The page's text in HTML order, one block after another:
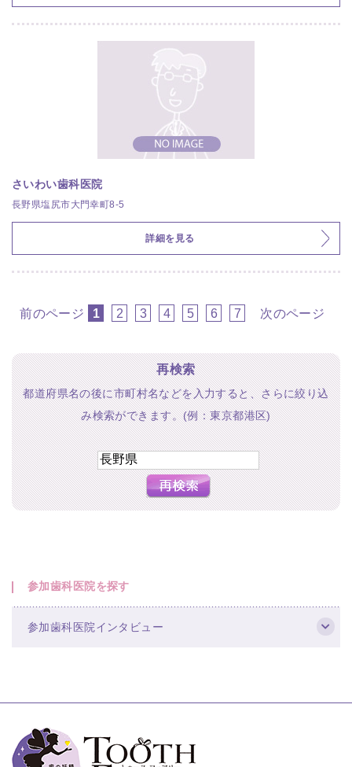
さいわい歯科医院
長野県塩尻市大門幸町8-5
詳細を見る
前のページ 1 2 3 4 5 6 7 次のページ
再検索
都道府県名の後に市町村名などを入力すると、さらに絞り込
み検索ができます。(例：東京都港区)
参加歯科医院を探す
参加歯科医院インタビュー